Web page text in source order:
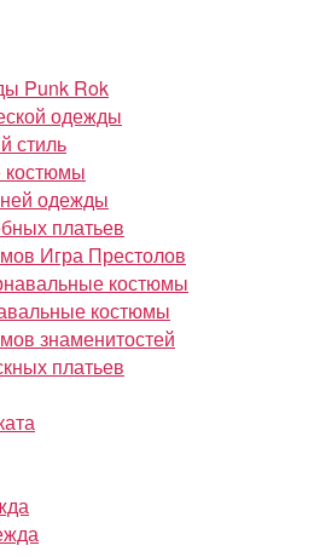
Punk Rok
одежды
стиль
костюмы
одежды
платьев
Игра Престолов
костюмы
костюмы
знаменитостей
платьев